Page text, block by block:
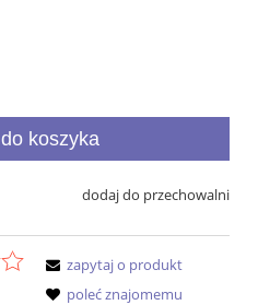
do koszyka
dodaj do przechowalni
zapytaj o produkt
poleć znajomemu